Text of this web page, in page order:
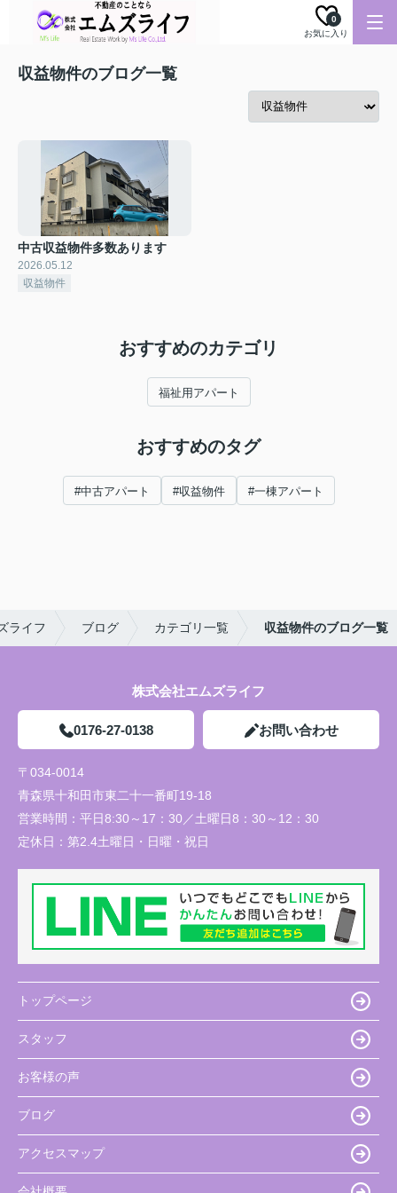
お気に入り
0
収益物件のブログ一覧
中古収益物件多数あります
2026.05.12
収益物件
おすすめのカテゴリ
福祉用アパート
おすすめのタグ
#中古アパート #収益物件 #一棟アパート
ライフ ブログ カテゴリ一覧 収益物件のブログ一覧
株式会社エムズライフ
0176-27-0138 お問い合わせ
〒034-0014
青森県十和田市東二十一番町19-18
営業時間： 平日8:30～17：30／土曜日8：30～12：30
定休日： 第2.4土曜日・日曜・祝日
トップページ
スタッフ
お客様の声
ブログ
アクセスマップ